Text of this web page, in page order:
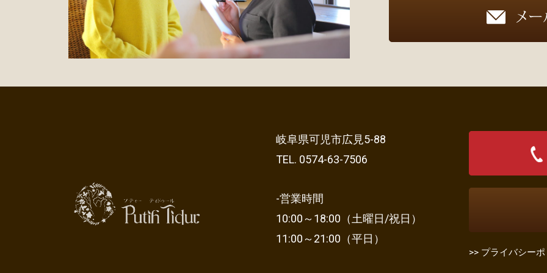
岐阜県可児市広見5-88
TEL. 0574-63-7506
-営業時間
10:00～18:00（土曜日/祝日）
11:00～21:00（平日）
>> プライバシー